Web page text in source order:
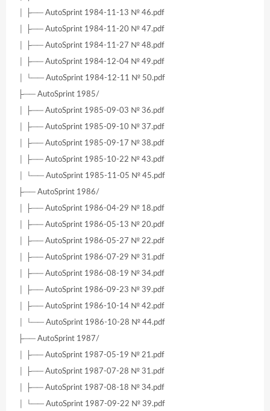
│ ├── AutoSprint 1984-11-13 № 46.pdf
│ ├── AutoSprint 1984-11-20 № 47.pdf
│ ├── AutoSprint 1984-11-27 № 48.pdf
│ ├── AutoSprint 1984-12-04 № 49.pdf
│ └── AutoSprint 1984-12-11 № 50.pdf
├── AutoSprint 1985/
│ ├── AutoSprint 1985-09-03 № 36.pdf
│ ├── AutoSprint 1985-09-10 № 37.pdf
│ ├── AutoSprint 1985-09-17 № 38.pdf
│ ├── AutoSprint 1985-10-22 № 43.pdf
│ └── AutoSprint 1985-11-05 № 45.pdf
├── AutoSprint 1986/
│ ├── AutoSprint 1986-04-29 № 18.pdf
│ ├── AutoSprint 1986-05-13 № 20.pdf
│ ├── AutoSprint 1986-05-27 № 22.pdf
│ ├── AutoSprint 1986-07-29 № 31.pdf
│ ├── AutoSprint 1986-08-19 № 34.pdf
│ ├── AutoSprint 1986-09-23 № 39.pdf
│ ├── AutoSprint 1986-10-14 № 42.pdf
│ └── AutoSprint 1986-10-28 № 44.pdf
├── AutoSprint 1987/
│ ├── AutoSprint 1987-05-19 № 21.pdf
│ ├── AutoSprint 1987-07-28 № 31.pdf
│ ├── AutoSprint 1987-08-18 № 34.pdf
│ └── AutoSprint 1987-09-22 № 39.pdf